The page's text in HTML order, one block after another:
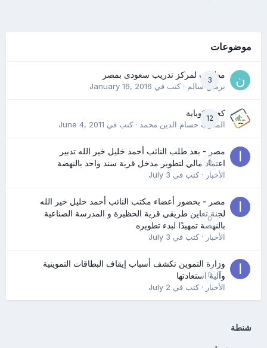
موضوعات
3
مطلوب لمركز تدريب سعودى بمصر
نرمين سالم· كتب في January 16, 2016
12
كعب كوباية
المدرب حسام الدين محمد· كتب في June 4, 2011
0
مصر - بعد طلب النائب أحمد خليل خير الله تدبير
اعتماد مالي لتطوير مدخل قرية سند واحد بالنهضة
الأخبار· كتب في July 3
0
مصر - بحضور أعضاء مكتب النائب أحمد خليل خير الله
لجنة تعاين طريقي قرية الحظيرة و المدرسة الصناعية
بالنهضة تمهيدًا لبدء تطويره
الأخبار· كتب في July 3
0
وزارة التموين تكشف أسباب إيقاف البطاقات التموينية
وآلية استعادتها
الأخبار· كتب في July 2
شنطة